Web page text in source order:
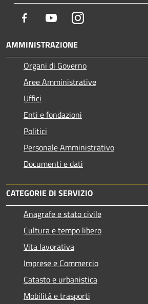
Facebook YoutubeInstagram
AMMINISTRAZIONE
Organi di Governo
Aree Amministrative
Uffici
Enti e fondazioni
Politici
Personale Amministrativo
Documenti e dati
CATEGORIE DI SERVIZIO
Anagrafe e stato civile
Cultura e tempo libero
Vita lavorativa
Imprese e Commercio
Catasto e urbanistica
Mobilità e trasporti